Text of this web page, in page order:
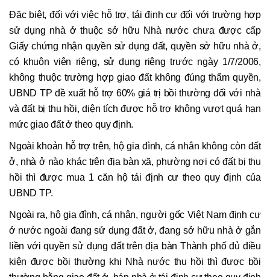
Đặc biệt, đối với việc hỗ trợ, tái định cư đối với trường hợp
sử dụng nhà ở thuộc sở hữu Nhà nước chưa được cấp
Giấy chứng nhận quyền sử dụng đất, quyền sở hữu nhà ở,
có khuôn viên riêng, sử dụng riêng trước ngày 1/7/2006,
không thuộc trường hợp giao đất không đúng thẩm quyền,
UBND TP đề xuất hỗ trợ 60% giá trị bồi thường đối với nhà
và đất bị thu hồi, diện tích được hỗ trợ không vượt quá hạn
mức giao đất ở theo quy định.
Ngoài khoản hỗ trợ trên, hộ gia đình, cá nhân không còn đất
ở, nhà ở nào khác trên địa bàn xã, phường nơi có đất bị thu
hồi thì được mua 1 căn hộ tái định cư theo quy định của
UBND TP.
Ngoài ra, hộ gia đình, cá nhân, người gốc Việt Nam định cư
ở nước ngoài đang sử dụng đất ở, đang sở hữu nhà ở gắn
liền với quyền sử dụng đất trên địa bàn Thành phố đủ điều
kiện được bồi thường khi Nhà nước thu hồi thì được bồi